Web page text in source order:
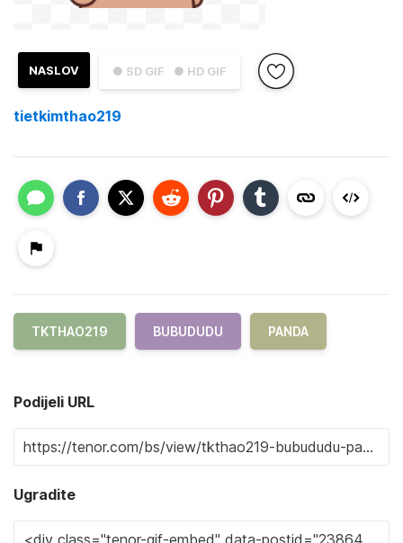
● SD GIF ● HD GIF
NASLOV
tietkimthao219
TKTHAO219 BUBUDUDU PANDA
Podijeli URL
Ugradite